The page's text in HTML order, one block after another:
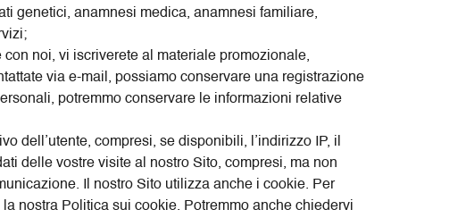
genetici, anamnesi medica, anamnesi familiare,
noi, vi iscriverete al materiale promozionale,
via e-mail, possiamo conservare una registrazione
potremmo conservare le informazioni relative
dell’utente, compresi, se disponibili, l’indirizzo IP, il
delle vostre visite al nostro Sito, compresi, ma non
Il nostro Sito utilizza anche i cookie. Per
nostra Politica sui cookie. Potremmo anche chiedervi